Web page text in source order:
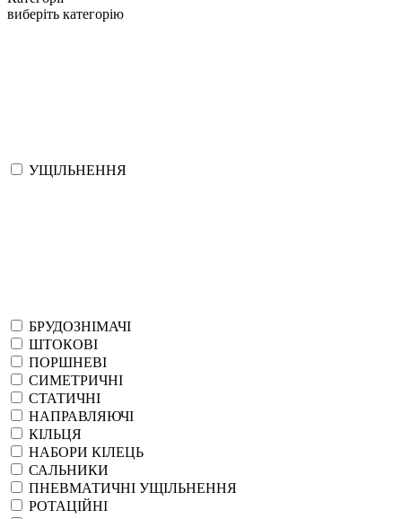
виберіть категорію
УЩІЛЬНЕННЯ
БРУДОЗНІМАЧІ
ШТОКОВІ
ПОРШНЕВІ
СИМЕТРИЧНІ
СТАТИЧНІ
НАПРАВЛЯЮЧІ
КІЛЬЦЯ
НАБОРИ КІЛЕЦЬ
САЛЬНИКИ
ПНЕВМАТИЧНІ УЩІЛЬНЕННЯ
РОТАЦІЙНІ